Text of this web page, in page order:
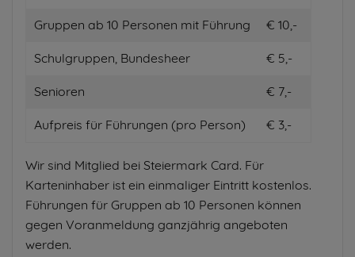
Gruppen ab 10 Personen mit Führung € 10,-
Schulgruppen, Bundesheer € 5,-
Senioren € 7,-
Aufpreis für Führungen (pro Person) € 3,-
Wir sind Mitglied bei Steiermark Card. Für
Karteninhaber ist ein einmaliger Eintritt kostenlos.
Führungen für Gruppen ab 10 Personen können
gegen Voranmeldung ganzjährig angeboten
werden.